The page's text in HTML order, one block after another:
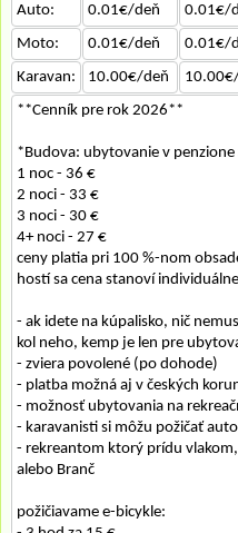
Auto:
0.01€/deň 0.01€/
Moto:
0.01€/deň 0.01€/
Karavan:
10.00€/deň
**Cenník pre rok 2026**
*Budova: ubytovanie v
1 noc - 36 €
2 noci - 33 €
3 noci - 30 €
4+ noci - 27 €
ceny platia pri 100 %-nom
hostí sa cena stanoví individuálne
- ak idete na kúpalisko, nič
kol neho, kemp je len pre
- zviera povolené (po dohode)
- platba možná aj v českých
- možnosť ubytovania na
- karavanisti si môžu požičať auto
- rekreantom ktorý prídu
alebo Branč
požičiavame e-bicykle: